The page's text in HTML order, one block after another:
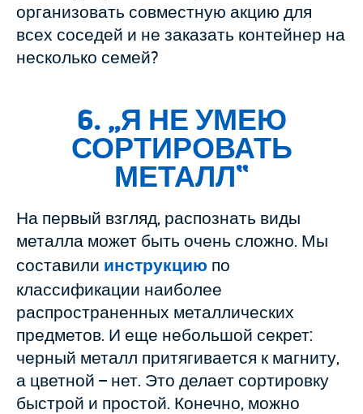
организовать совместную акцию для
всех соседей и не заказать контейнер на
несколько семей?
6. „Я НЕ УМЕЮ
СОРТИРОВАТЬ
МЕТАЛЛ “
На первый взгляд, распознать виды
металла может быть очень сложно. Мы
составили инструкцию по
классификации наиболее
распространенных металлических
предметов. И еще небольшой секрет:
черный металл притягивается к магниту,
а цветной – нет. Это делает сортировку
быстрой и простой. Конечно, можно